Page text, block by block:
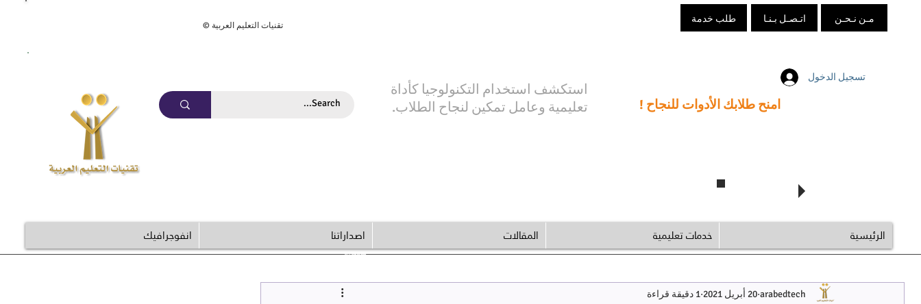
© تقنيات التعليم العربية
طلب خدمة اتـصـل بـنـا مـن نـحـن
استكشف استخدام التكنولوجيا كأداة
تعليمية وعامل تمكين لنجاح الطلاب.
تسجيل الدخول
امنح طلابك الأدوات للنجاح !
الرئيسية خدمات تعليمية المقالات اصداراتنا انفوجرافيك
© Copyright
arabedtech 20 أبريل 2021 1 دقيقة قراءة